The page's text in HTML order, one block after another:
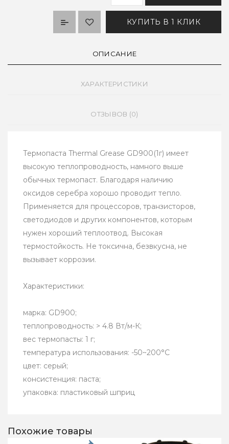
КУПИТЬ В 1 КЛИК
ОПИСАНИЕ
ХАРАКТЕРИСТИКИ
ОТЗЫВОВ (0)
Термопаста Thermal Grease GD900(1г) имеет
высокую теплопроводность, намного выше
обычных термопаст. Благодаря наличию
оксидов серебра хорошо проводит тепло.
Применяется для процессоров, транзисторов,
светодиодов и других компонентов, которым
нужен хороший теплоотвод. Высокая
термостойкость. Не токсична, безвкусна, не
вызывает коррозии.
Характеристики:
марка: GD900;
теплопроводность: > 4.8 Вт/м-К;
вес термопасты: 1 г;
температура использования: -50~200°C
цвет: серый;
консистенция: паста;
упаковка: пластиковый шприц
Похожие товары